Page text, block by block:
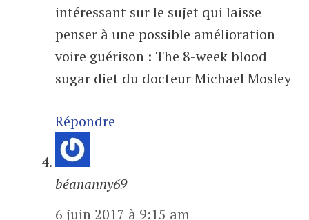
intéressant sur le sujet qui laisse
penser à une possible amélioration
voire guérison : The 8-week blood
sugar diet du docteur Michael Mosley
Répondre
béananny69
6 juin 2017 à 9:15 am